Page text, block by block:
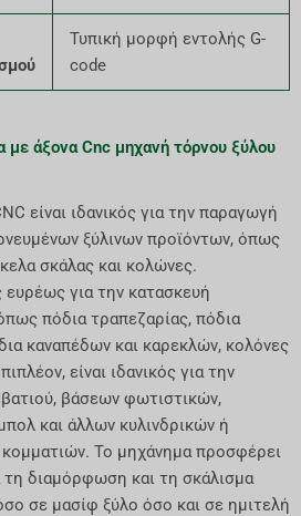
Τυπική μορφή εντολής G-
code
με άξονα Cnc μηχανή τόρνου ξύλου
είναι ιδανικός για την παραγωγή
ξύλινων προϊόντων, όπως
σκάλας και κολώνες.
ευρέως για την κατασκευή
πόδια τραπεζαρίας, πόδια
καναπέδων και καρεκλών, κολόνες
είναι ιδανικός για την
βάσεων φωτιστικών,
και άλλων κυλινδρικών ή
κομματιών. Το μηχάνημα προσφέρει
τη διαμόρφωση και τη σκάλισμα
σε μασίφ ξύλο όσο και σε ημιτελή